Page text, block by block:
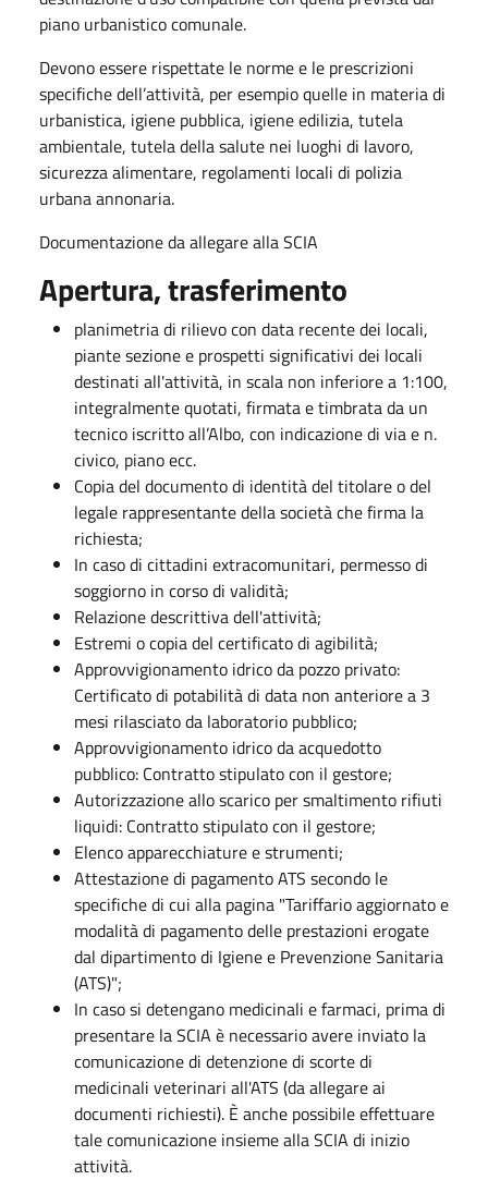
piano urbanistico comunale.
Devono essere rispettate le norme e le prescrizioni
specifiche dell’attività, per esempio quelle in materia di
urbanistica, igiene pubblica, igiene edilizia, tutela
ambientale, tutela della salute nei luoghi di lavoro,
sicurezza alimentare, regolamenti locali di polizia
urbana annonaria.
Documentazione da allegare alla SCIA
Apertura, trasferimento
planimetria di rilievo con data recente dei locali,
piante sezione e prospetti significativi dei locali
destinati all'attività, in scala non inferiore a 1:100,
integralmente quotati, firmata e timbrata da un
tecnico iscritto all’Albo, con indicazione di via e n.
civico, piano ecc.
Copia del documento di identità del titolare o del
legale rappresentante della società che firma la
richiesta;
In caso di cittadini extracomunitari, permesso di
soggiorno in corso di validità;
Relazione descrittiva dell'attività;
Estremi o copia del certificato di agibilità;
Approvvigionamento idrico da pozzo privato:
Certificato di potabilità di data non anteriore a 3
mesi rilasciato da laboratorio pubblico;
Approvvigionamento idrico da acquedotto
pubblico: Contratto stipulato con il gestore;
Autorizzazione allo scarico per smaltimento rifiuti
liquidi: Contratto stipulato con il gestore;
Elenco apparecchiature e strumenti;
Attestazione di pagamento ATS secondo le
specifiche di cui alla pagina "Tariffario aggiornato e
modalità di pagamento delle prestazioni erogate
dal dipartimento di Igiene e Prevenzione Sanitaria
(ATS)";
In caso si detengano medicinali e farmaci, prima di
presentare la SCIA è necessario avere inviato la
comunicazione di detenzione di scorte di
medicinali veterinari all'ATS (da allegare ai
documenti richiesti). È anche possibile effettuare
tale comunicazione insieme alla SCIA di inizio
attività.